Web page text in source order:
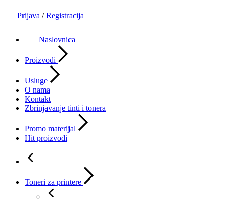
Prijava / Registracija
Naslovnica
Proizvodi
Usluge
O nama
Kontakt
Zbrinjavanje tinti i tonera
Promo materijal
Hit proizvodi
Toneri za printere